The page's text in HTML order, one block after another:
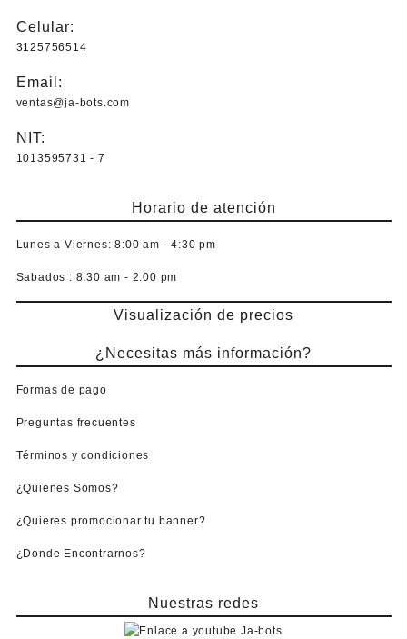
Celular:
3125756514
Email:
ventas@ja-bots.com
NIT:
1013595731 - 7
Horario de atención
Lunes a Viernes: 8:00 am - 4:30 pm
Sabados : 8:30 am - 2:00 pm
Visualización de precios
¿Necesitas más información?
Formas de pago
Preguntas frecuentes
Términos y condiciones
¿Quienes Somos?
¿Quieres promocionar tu banner?
¿Donde Encontrarnos?
Nuestras redes